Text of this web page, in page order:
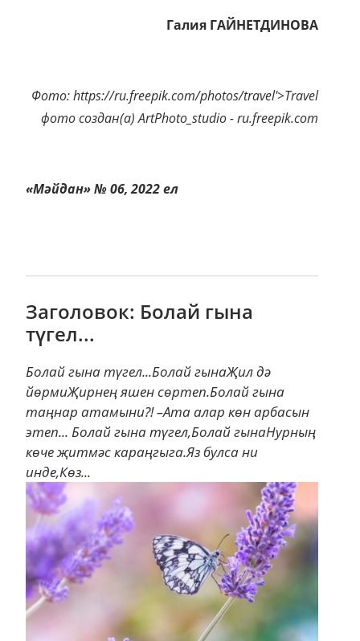
Галия ГАЙНЕТДИНОВА
Фото: https://ru.freepik.com/photos/travel'>Travel
фото создан(а) ArtPhoto_studio - ru.freepik.com
«Мәйдан» № 06, 2022 ел
Заголовок: Болай гына
түгел...
Болай гына түгел...Болай гынаҖил дә
йөрмиҖирнең яшен сөртеп.Болай гына
таңнар атамыни?! –Ата алар көн арбасын
этеп... Болай гына түгел,Болай гынаНурның
көче җитмәс караңгыга.Яз булса ни
инде,Көз...